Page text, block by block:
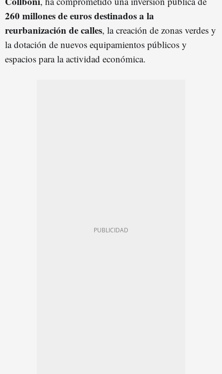
260 millones de euros destinados a la
reurbanización de calles, la creación de zonas verdes y
la dotación de nuevos equipamientos públicos y
espacios para la actividad económica.